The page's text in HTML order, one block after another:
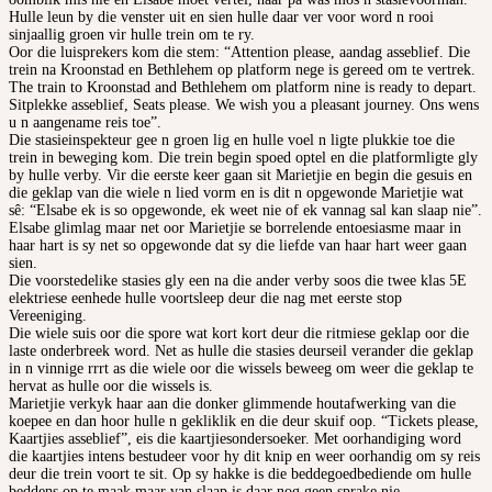
Hulle leun by die venster uit en sien hulle daar ver voor word n rooi
sinjaallig groen vir hulle trein om te ry.
Oor die luisprekers kom die stem: “Attention please, aandag asseblief. Die
trein na Kroonstad en Bethlehem op platform nege is gereed om te vertrek.
The train to Kroonstad and Bethlehem om platform nine is ready to depart.
Sitplekke asseblief, Seats please. We wish you a pleasant journey. Ons wens
u n aangename reis toe”.
Die stasieinspekteur gee n groen lig en hulle voel n ligte plukkie toe die
trein in beweging kom. Die trein begin spoed optel en die platformligte gly
by hulle verby. Vir die eerste keer gaan sit Marietjie en begin die gesuis en
die geklap van die wiele n lied vorm en is dit n opgewonde Marietjie wat
sê: “Elsabe ek is so opgewonde, ek weet nie of ek vannag sal kan slaap nie”.
Elsabe glimlag maar net oor Marietjie se borrelende entoesiasme maar in
haar hart is sy net so opgewonde dat sy die liefde van haar hart weer gaan
sien.
Die voorstedelike stasies gly een na die ander verby soos die twee klas 5E
elektriese eenhede hulle voortsleep deur die nag met eerste stop
Vereeniging.
Die wiele suis oor die spore wat kort kort deur die ritmiese geklap oor die
laste onderbreek word. Net as hulle die stasies deurseil verander die geklap
in n vinnige rrrt as die wiele oor die wissels beweeg om weer die geklap te
hervat as hulle oor die wissels is.
Marietjie verkyk haar aan die donker glimmende houtafwerking van die
koepee en dan hoor hulle n gekliklik en die deur skuif oop. “Tickets please,
Kaartjies asseblief”, eis die kaartjiesondersoeker. Met oorhandiging word
die kaartjies intens bestudeer voor hy dit knip en weer oorhandig om sy reis
deur die trein voort te sit. Op sy hakke is die beddegoedbediende om hulle